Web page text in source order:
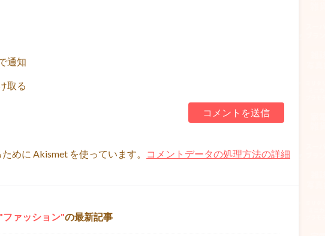
通知
取る
めに Akismet を使っています。
コメントデータの処理方法の詳細
ファッション の最新記事